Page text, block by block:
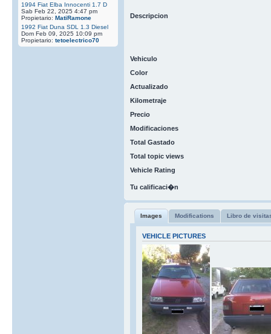
1994 Fiat Elba Innocenti 1.7 D
Sab Feb 22, 2025 4:47 pm
Propietario: MatiRamone
1992 Fiat Duna SDL 1.3 Diesel
Dom Feb 09, 2025 10:09 pm
Propietario: tetoelectrico70
Descripcion
Vehiculo
Color
Actualizado
Kilometraje
Precio
Modificaciones
Total Gastado
Total topic views
Vehicle Rating
Tu calificaci�n
Images Modifications Libro de
VEHICLE PICTURES